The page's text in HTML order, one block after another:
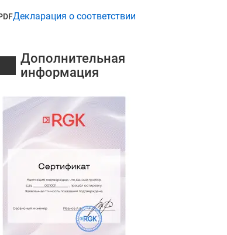
Декларация о соответствии
Дополнительная
информация